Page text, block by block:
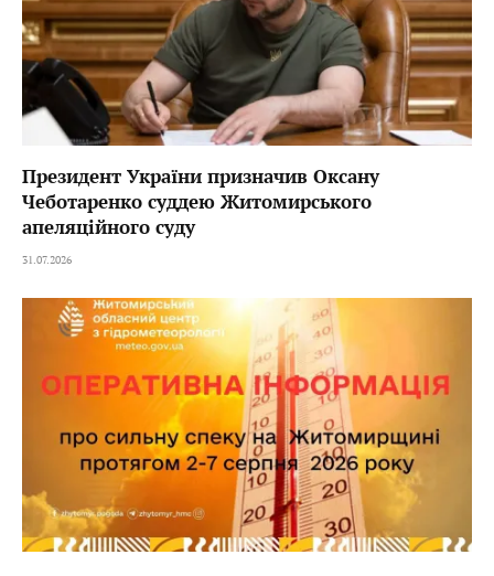
Президент України призначив Оксану
Чеботаренко суддею Житомирського
апеляційного суду
31.07.2026